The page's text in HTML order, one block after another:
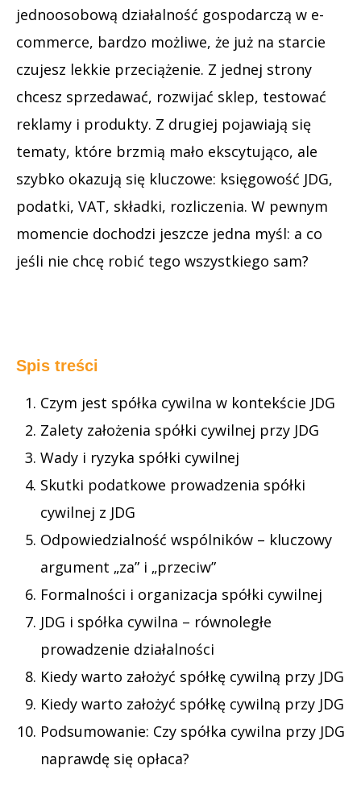
jednoosobową działalność gospodarczą w e-
commerce, bardzo możliwe, że już na starcie
czujesz lekkie przeciążenie. Z jednej strony
chcesz sprzedawać, rozwijać sklep, testować
reklamy i produkty. Z drugiej pojawiają się
tematy, które brzmią mało ekscytująco, ale
szybko okazują się kluczowe: księgowość JDG,
podatki, VAT, składki, rozliczenia. W pewnym
momencie dochodzi jeszcze jedna myśl: a co
jeśli nie chcę robić tego wszystkiego sam?
Spis treści
Czym jest spółka cywilna w kontekście JDG
Zalety założenia spółki cywilnej przy JDG
Wady i ryzyka spółki cywilnej
Skutki podatkowe prowadzenia spółki
cywilnej z JDG
Odpowiedzialność wspólników – kluczowy
argument „za” i „przeciw”
Formalności i organizacja spółki cywilnej
JDG i spółka cywilna – równoległe
prowadzenie działalności
Kiedy warto założyć spółkę cywilną przy JDG
Kiedy warto założyć spółkę cywilną przy JDG
Podsumowanie: Czy spółka cywilna przy JDG
naprawdę się opłaca?